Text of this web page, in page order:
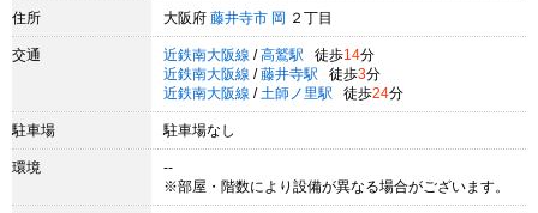
住所 大阪府 藤井寺市 岡 ２丁目
交通 近鉄南大阪線 / 高鷲駅 徒歩14分
近鉄南大阪線 / 藤井寺駅 徒歩3分
近鉄南大阪線 / 土師ノ里駅 徒歩24分
駐車場 駐車場なし
環境
--
※部屋・階数により設備が異なる場合がございます。